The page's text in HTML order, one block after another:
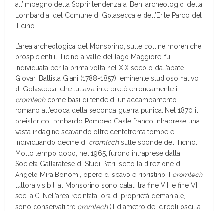
all’impegno della Soprintendenza ai Beni archeologici della
Lombardia, del Comune di Golasecca e dell’Ente Parco del
Ticino.
L’area archeologica del Monsorino, sulle colline moreniche
prospicienti il Ticino a valle del lago Maggiore, fu
individuata per la prima volta nel XIX secolo dall’abate
Giovan Battista Giani (1788-1857), eminente studioso nativo
di Golasecca, che tuttavia interpretò erroneamente i
cromlechcome basi di tende di un accampamento
romano all’epoca della seconda guerra punica. Nel 1870 il
preistorico lombardo Pompeo Castelfranco intraprese una
vasta indagine scavando oltre centotrenta tombe e
individuando decine di cromlechsulle sponde del Ticino.
Molto tempo dopo, nel 1965, furono intraprese dalla
Società Gallaratese di Studi Patri, sotto la direzione di
Angelo Mira Bonomi, opere di scavo e ripristino. I cromlech
tuttora visibili al Monsorino sono datati tra fine VIII e fine VII
sec. a.C. Nell’area recintata, ora di proprietà demaniale,
sono conservati tre cromlech(il diametro dei circoli oscilla